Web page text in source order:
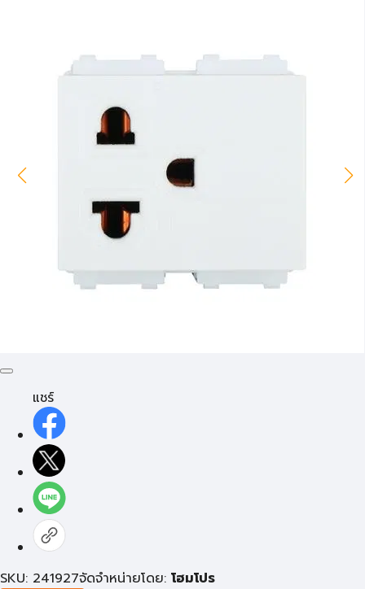
แชร์
SKU: 241927จัดจำหน่ายโดย: โฮมโปร